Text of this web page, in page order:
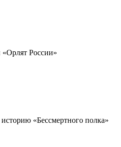
«Орлят России»
«Бессмертного полка»